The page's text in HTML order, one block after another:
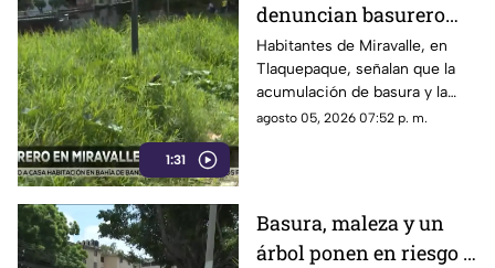
1:31
denuncian basurero
clandestino y falta de
seguridad vial en la
colonia
Habitantes de Miravalle, en
Tlaquepaque, señalan que la
acumulación de basura y la
falta de infraestructura vial
agosto 05, 2026 07:52 p. m.
Basura, maleza y un
árbol ponen en riesgo a